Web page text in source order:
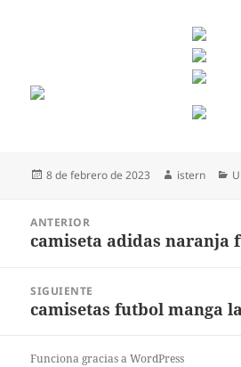
Publicado
8 de febrero de 2023 Autor
istern
entradas
ANTERIOR
Entrada
camiseta adidas naranja
SIGUIENTE
Entrada
camisetas futbol manga
Funciona gracias a WordPress